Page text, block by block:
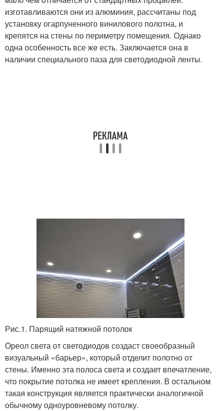
изготавливаются они из алюминия, рассчитаны под
установку огарпуненного винилового полотна, и
крепятся на стены по периметру помещения. Однако
одна особенность все же есть. Заключается она в
наличии специального паза для светодиодной ленты.
Рис.1. Парящий натяжной потолок
Ореол света от светодиодов создаст своеобразный
визуальный «барьер», который отделит полотно от
стены. Именно эта полоса света и создает впечатление,
что покрытие потолка не имеет крепления. В остальном
такая конструкция является практически аналогичной
обычному одноуровневому потолку.